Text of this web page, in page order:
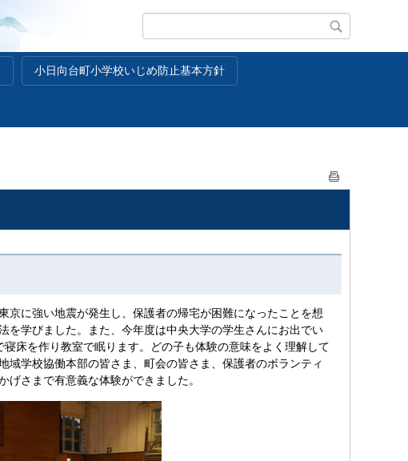
小日向台町小学校いじめ防止基本方針
に強い地震が発生し、保護者の帰宅が困難になったことを想
を学びました。また、今年度は中央大学の学生さんにお出でい
床を作り教室で眠ります。どの子も体験の意味をよく理解して
学校協働本部の皆さま、町会の皆さま、保護者のボランティ
さまで有意義な体験ができました。